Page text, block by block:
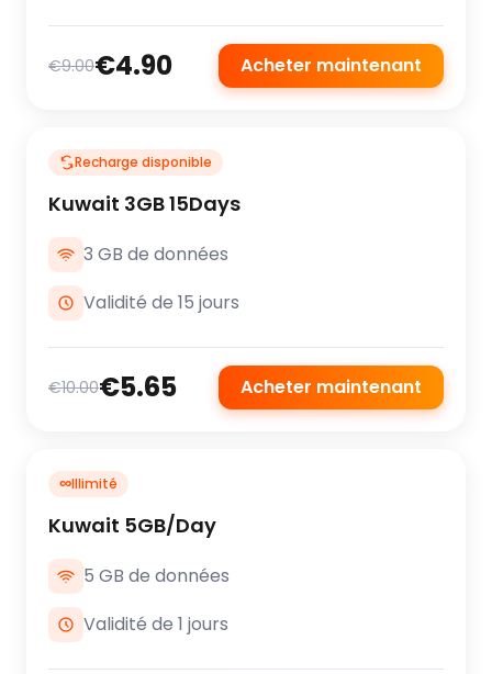
€9.00€4.90 Acheter maintenant
Recharge disponible
Kuwait 3GB 15Days
3 GB de données
Validité de 15 jours
€10.00€5.65 Acheter maintenant
∞Illimité
Kuwait 5GB/Day
5 GB de données
Validité de 1 jours